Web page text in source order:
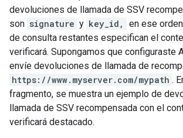
devoluciones de llamada de SSV
son signature y key_id,
en ese
de consulta restantes especifican el
verificará. Supongamos que configuraste
envíe devoluciones de llamada de
https://www.myserver.com/mypath .
fragmento, se muestra un ejemplo de
llamada de SSV recompensada con el
verificará destacado.